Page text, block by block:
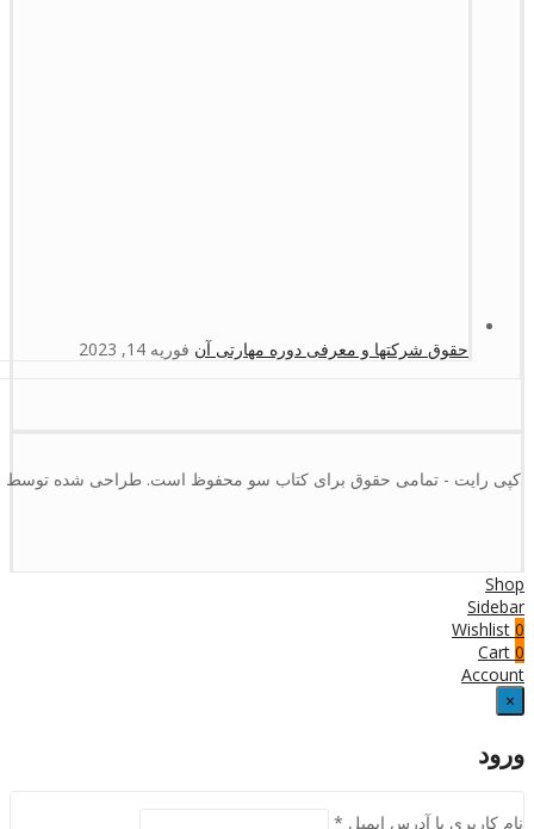
حقوق شرکتها و معرفی دوره مهارتی آن فوریه 14, 2023
کپی رایت - تمامی حقوق برای کتاب سو محفوظ است. طراحی شده
Shop
Sidebar
0
Wishlist
0
Cart
Account
×
ورود
نام کاربری یا آدرس ایمیل *